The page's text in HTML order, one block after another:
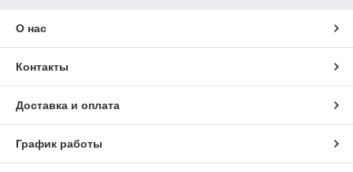
О нас
Контакты
Доставка и оплата
График работы